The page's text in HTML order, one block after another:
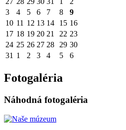
3
4 5 6 7 8
9
10 11 12 13 14 15 16
17 18 19 20 21 22 23
24 25 26 27 28 29 30
31 1 2 3 4 5 6
Fotogaléria
Náhodná fotogaléria